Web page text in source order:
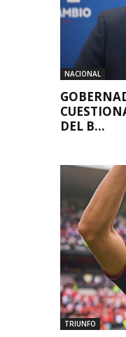
NACIONAL
DEL B...
TRIUNFO